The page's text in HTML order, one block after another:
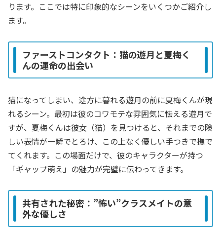
ります。ここでは特に印象的なシーンをいくつかご紹介し
ます。
ファーストコンタクト：猫の遊月と夏梅く
んの運命の出会い
猫になってしまい、途方に暮れる遊月の前に夏梅くんが現
れるシーン。最初は彼のコワモテな雰囲気に怯える遊月で
すが、夏梅くんは彼女（猫）を見つけると、それまでの険
しい表情が一瞬でとろけ、この上なく優しい手つきで撫で
てくれます。この場面だけで、彼のキャラクターが持つ
「ギャップ萌え」の魅力が完璧に伝わってきます。
共有された秘密：”怖い”クラスメイトの意
外な優しさ